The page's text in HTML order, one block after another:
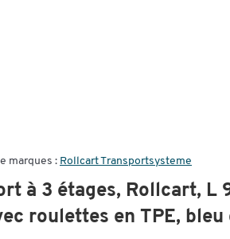
marques : Rollcart Transportsysteme
à 3 étages, Rollcart, L
roulettes en TPE,